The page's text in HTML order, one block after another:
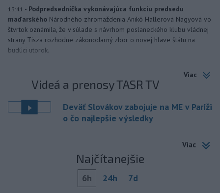
13:41 - Podpredsedníčka vykonávajúca funkciu predsedu
maďarského Národného zhromaždenia Anikó Hallerová Nagyová vo
štvrtok oznámila, že v súlade s návrhom poslaneckého klubu vládnej
strany Tisza rozhodne zákonodarný zbor o novej hlave štátu na
budúci utorok.
Viac
Videá a prenosy TASR TV
Deväť Slovákov zabojuje na ME v Paríži
o čo najlepšie výsledky
Viac
Najčítanejšie
6h 24h 7d